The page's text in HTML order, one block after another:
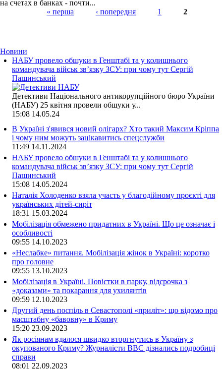
на счетах в банках - почти...
« перша ‹ попередня 1 2
Новини
НАБУ провело обшуки в Генштабі та у колишнього
командувача військ зв’язку ЗСУ: при чому тут Сергій
Пашинський
Детективи Національного антикорупційного бюро України
(НАБУ) 25 квітня провели обшуки у...
15:08 14.05.24
В Україні з'явився новий олігарх? Хто такий Максим Кріппа
і чому ним можуть зацікавитись спецслужби
11:49 14.11.2024
НАБУ провело обшуки в Генштабі та у колишнього
командувача військ зв’язку ЗСУ: при чому тут Сергій
Пашинський
15:08 14.05.2024
Наталія Холоденко взяла участь у благодійному проєкті для
українських дітей-сиріт
18:31 15.03.2024
Мобілізація обмежено придатних в Україні. Що це означає і
особливості
09:55 14.10.2023
«Неслабке» питання. Мобілізація жінок в Україні: коротко
про головне
09:55 13.10.2023
Мобілізація в Україні. Повістки в парку, відсрочка з
«доказами» та покарання для ухилянтів
09:59 12.10.2023
Другий день поспіль в Севастополі «приліт»: що відомо про
масштабну «бавовну» в Криму
15:20 23.09.2023
Як росіянам вдалося швидко вторгнутись в Україну з
окупованого Криму? Журналісти ВВС дізнались подробиці
справи
08:01 22.09.2023